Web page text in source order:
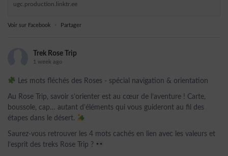
ugc.production.linktr.ee
Voir sur Facebook · Partager
Trek Rose Trip
1 week ago
Les mots fléchés des Roses - spécial navigation & orientation
Au Rose Trip, savoir s’orienter est au cœur de l’aventure ! Carte,
boussole, cap… autant d’éléments qui vous guideront au fil des
étapes dans le désert.
Saurez-vous retrouver les 4 mots cachés en lien avec les valeurs et
l’esprit des treks Rose Trip ?